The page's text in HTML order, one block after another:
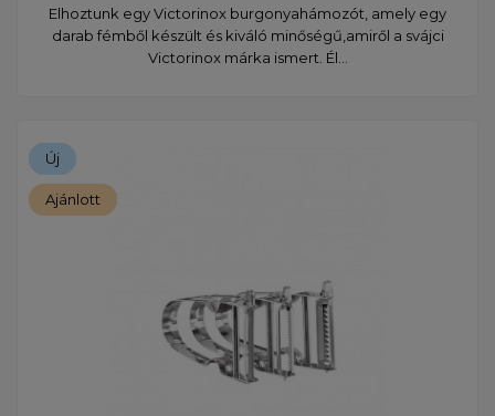
​Elhoztunk egy Victorinox burgonyahámozót, amely egy
darab fémből készült és kiváló minőségű,amiről a svájci
Victorinox márka ismert. Él...
Új
Ajánlott